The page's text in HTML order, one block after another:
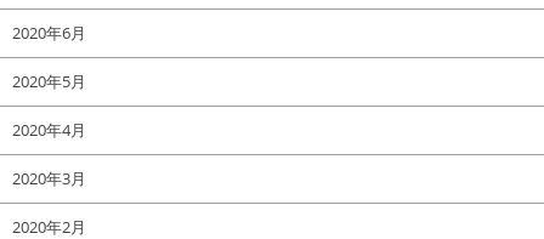
2020年6月
2020年5月
2020年4月
2020年3月
2020年2月